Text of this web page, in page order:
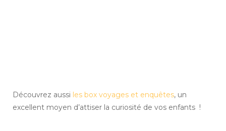
Découvrez aussi les box voyages et enquêtes, un
excellent moyen d’attiser la curiosité de vos enfants !